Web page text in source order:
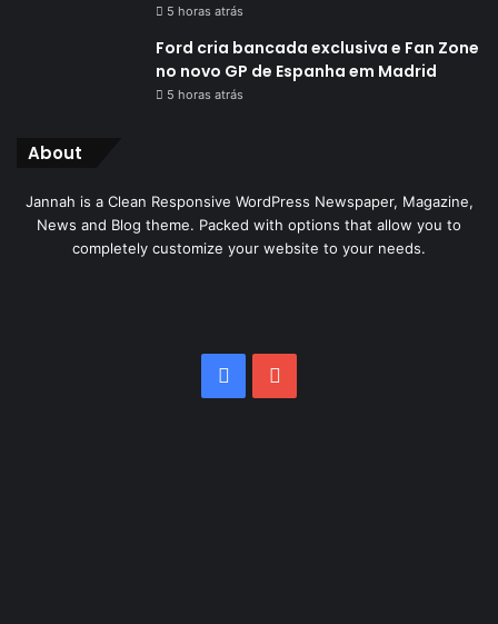
5 horas atrás
Ford cria bancada exclusiva e Fan Zone
no novo GP de Espanha em Madrid
5 horas atrás
About
Jannah is a Clean Responsive WordPress Newspaper, Magazine,
News and Blog theme. Packed with options that allow you to
completely customize your website to your needs.
Facebook